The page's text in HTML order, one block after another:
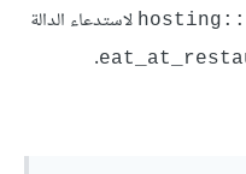
لاستدعاء الدالة
.